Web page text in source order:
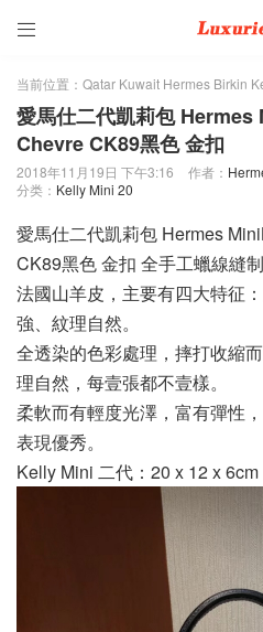

当前位置： Qatar Kuwait Hermes Birkin
愛馬仕二代凱莉包
Chevre CK89黑色 金扣
2018年11月19日 下午3:16 作者：
分类： Kelly Mini 20
愛馬仕二代凱莉包 Hermes
CK89黑色 金扣 全手工蠟線縫制
法國山羊皮，主要有四大特征
強、紋理自然。
全透染的色彩處理，摔打收縮
理自然，每壹張都不壹樣。
柔軟而有輕度光澤，富有彈性
表現優秀。
Kelly Mini 二代：20 x 12 x 6cm